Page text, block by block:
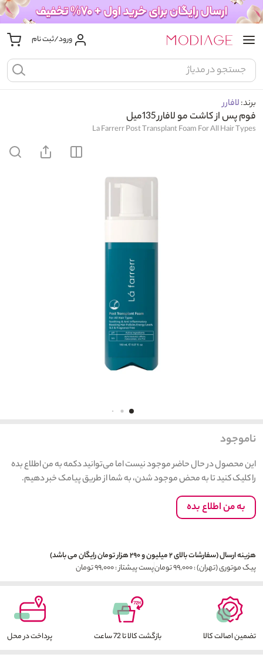
ورود/ثبت نام
برند:لافارر
فوم پس از کاشت مو لافارر 135میل
La Farrerr Post Transplant Foam For All Hair Types
ناموجود
این محصول در حال حاضر موجود نیست اما می‌توانید دکمه به من اطلاع بده
را کلیک کنید تا به محض موجود شدن، به شما از طریق پیامک خبر دهیم.
به من اطلاع بده
هزینه ارسال (سفارشات بالای ۲ میلیون و ۲۹۰ هزار تومان رایگان می باشد)
پیک موتوری (تهران) : ۹۹,۰۰۰ تومان
پست پیشتاز : ۹۹,۰۰۰ تومان
تضمین اصالت کالا بازگشت کالا تا 72 ساعت پرداخت در محل